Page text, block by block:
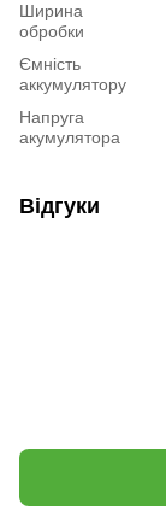
Ширина
обробки
Ємність
аккумулятору
Напруга
акумулятора
Відгуки